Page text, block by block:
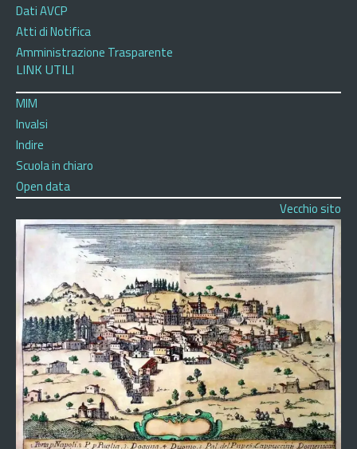
Dati AVCP
Atti di Notifica
Amministrazione Trasparente
LINK UTILI
MIM
Invalsi
Indire
Scuola in chiaro
Open data
Vecchio sito